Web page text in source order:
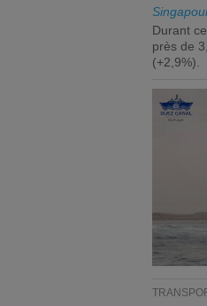
Durant
près de
(+2,9%).